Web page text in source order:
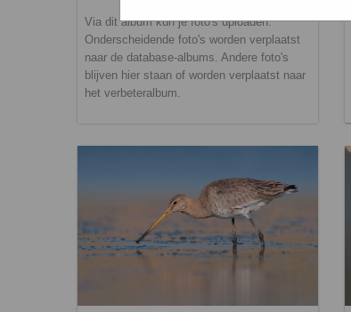
Via dit album kun je foto's uploaden.
Onderscheidende foto's worden verplaatst
naar de database-albums. Andere foto's
blijven hier staan of worden verplaatst naar
het verbeteralbum.